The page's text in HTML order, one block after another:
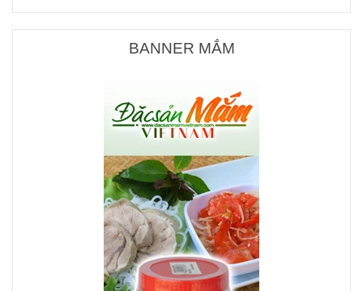
BANNER MẮM